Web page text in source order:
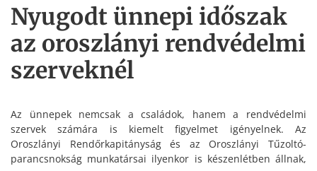
Nyugodt ünnepi időszak
az oroszlányi rendvédelmi
szerveknél
Az ünnepek nemcsak a családok, hanem a rendvédelmi
szervek számára is kiemelt figyelmet igényelnek. Az
Oroszlányi Rendőrkapitányság és az Oroszlányi Tűzoltó-
parancsnokság munkatársai ilyenkor is készenlétben állnak,